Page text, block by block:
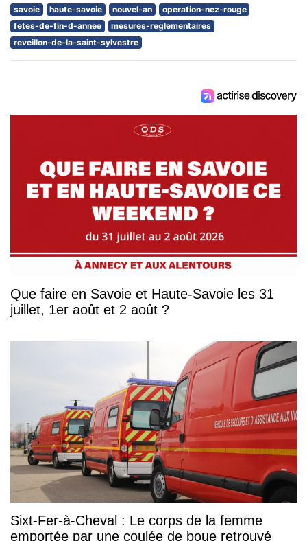
savoie haute-savoie nouvel-an
operation-nez-rouge
fetes-de-fin-d-annee
mesures-reglementaires
reveillon-de-la-saint-sylvestre
Que faire en Savoie et Haute-Savoie les 31
juillet, 1er août et 2 août ?
Sixt-Fer-à-Cheval : Le corps de la femme
emportée par une coulée de boue retrouvé